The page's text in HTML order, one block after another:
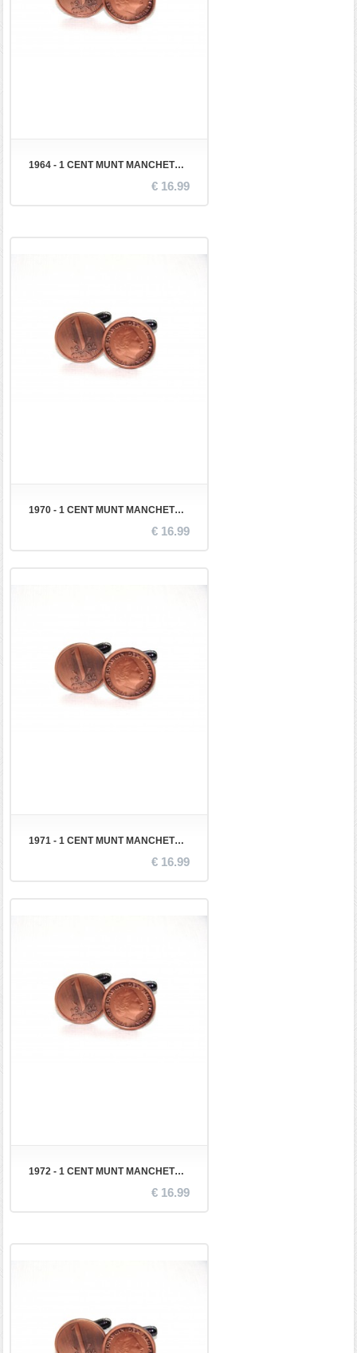
1964 - 1 CENT MUNT MANCHETKNOPEN
€ 16.99
1970 - 1 CENT MUNT MANCHETKNOPEN
€ 16.99
1971 - 1 CENT MUNT MANCHETKNOPEN
€ 16.99
1972 - 1 CENT MUNT MANCHETKNOPEN
€ 16.99